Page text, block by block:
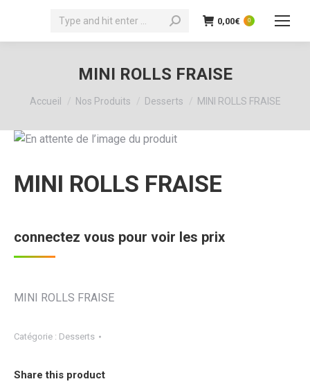
Recherche
0,00€ 0
MINI ROLLS FRAISE
Vous êtes ici :
Accueil Nos Produits Desserts MINI ROLLS FRAISE
MINI ROLLS FRAISE
connectez vous pour voir les prix
MINI ROLLS FRAISE
Catégorie : Desserts
Share this product